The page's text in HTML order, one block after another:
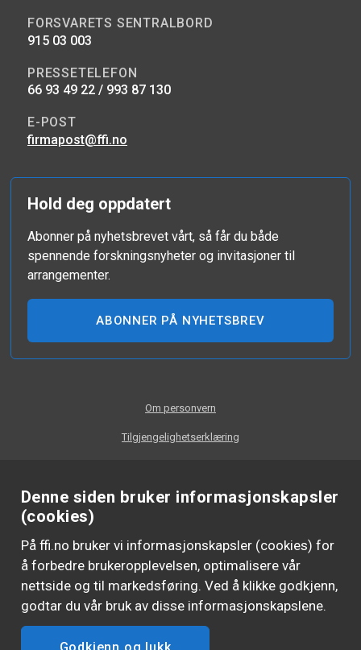
Denne siden bruker informasjonskapsler
(cookies)
På ffi.no bruker vi informasjonskapsler (cookies) for
å forbedre brukeropplevelsen, optimalisere vår
nettside og til markedsføring. Ved å klikke godkjenn,
godtar du vår bruk av disse informasjonskapslene.
FORSVARETS SENTRALBORD
915 03 003
PRESSETELEFON
66 93 49 22 / 993 87 130
E-POST
firmapost@ffi.no
Hold deg oppdatert
Abonner på nyhetsbrevet vårt, så får du både
spennende forskningsnyheter og invitasjoner til
arrangementer.
ABONNER PÅ NYHETSBREV
Om personvern
Tilgjengelighetserklæring